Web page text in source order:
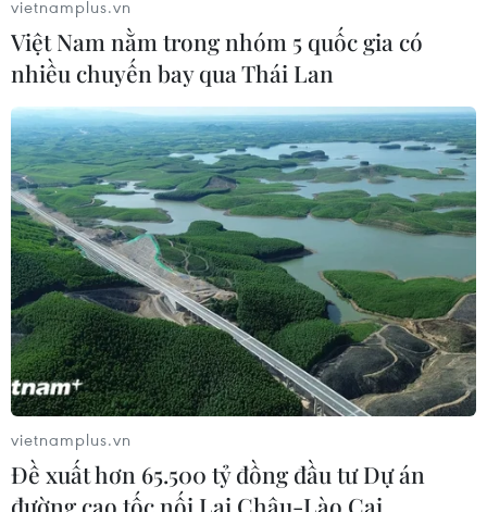
Không khí trầm lắng trước thềm Olympic
mùa Đông Bắc Kinh 2022
05/01/2022 11:13
Olympic mùa Đông Bắc Kinh 2022 sẽ khai mạc ngày
4/2, nhưng dường như người dân nước chủ nhà cũng
kém hào hứng với sự kiện này, trong khi khán giả người
nước ngoài không được phép tham dự.
vietnamplus.vn
Việt Nam nằm trong nhóm 5 quốc gia có
nhiều chuyến bay qua Thái Lan
vietnamplus.vn
Đề xuất hơn 65.500 tỷ đồng đầu tư Dự án
đường cao tốc nối Lai Châu-Lào Cai